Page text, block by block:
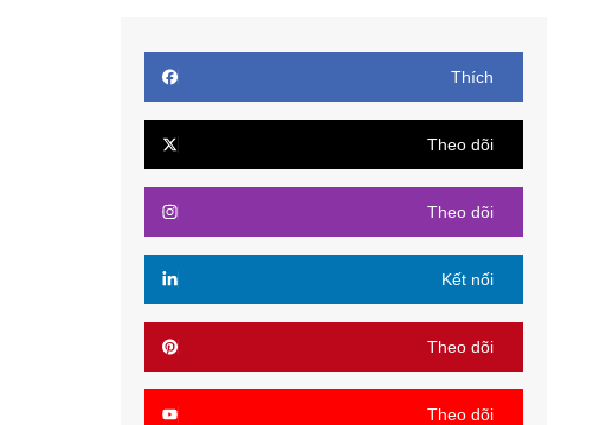
Thích
Theo dõi
Theo dõi
Kết nối
Theo dõi
Theo dõi